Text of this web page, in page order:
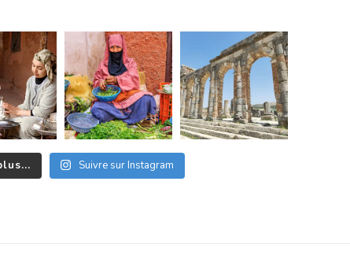
Suivre sur Instagram